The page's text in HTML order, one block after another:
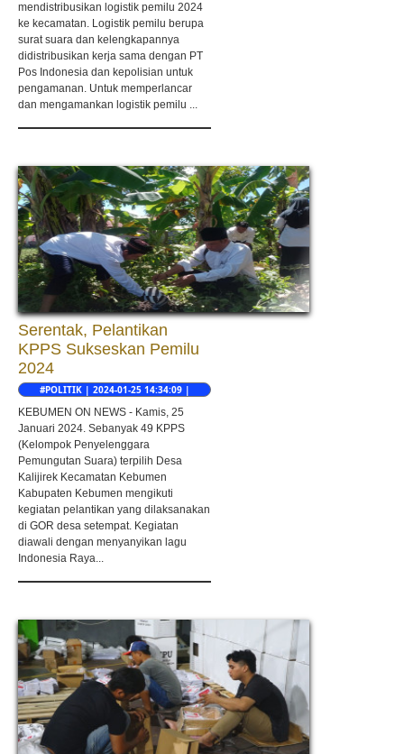
mendistribusikan logistik pemilu 2024
ke kecamatan. Logistik pemilu berupa
surat suara dan kelengkapannya
didistribusikan kerja sama dengan PT
Pos Indonesia dan kepolisian untuk
pengamanan. Untuk memperlancar
dan mengamankan logistik pemilu ...
Serentak, Pelantikan
KPPS Sukseskan Pemilu
2024
#POLITIK | 2024-01-25 14:34:09 |
KEBUMEN ON NEWS - Kamis, 25
Januari 2024. Sebanyak 49 KPPS
(Kelompok Penyelenggara
Pemungutan Suara) terpilih Desa
Kalijirek Kecamatan Kebumen
Kabupaten Kebumen mengikuti
kegiatan pelantikan yang dilaksanakan
di GOR desa setempat. Kegiatan
diawali dengan menyanyikan lagu
Indonesia Raya...